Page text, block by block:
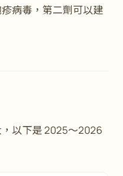
病毒，第二劑可以建
以下是 2025～2026